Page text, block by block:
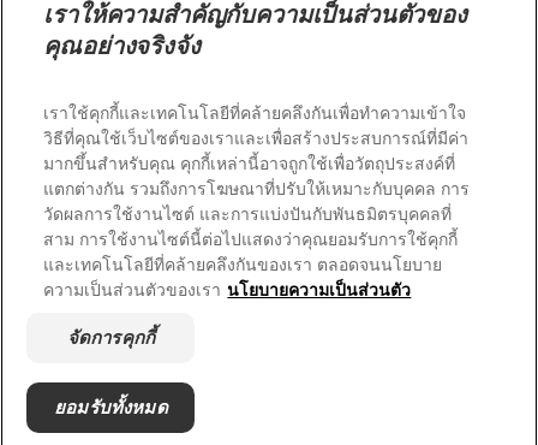
© 2026 บริษัท คอลเกต-ปาล์มโอลีฟ สงวนลิขสิทธิ์
เงื่อนไขการใช้งาน
จัดการสิทธิ์ข้อมูลของฉัน
จัดการคุกกี้
เราให้ความสำคัญกับความเป็นส่วนตัวของ
คุณอย่างจริงจัง
เราใช้คุกกี้และเทคโนโลยีที่คล้ายคลึงกันเพื่อทำความเข้าใจ
วิธีที่คุณใช้เว็บไซต์ของเราและเพื่อสร้างประสบการณ์ที่มีค่า
มากขึ้นสำหรับคุณ คุกกี้เหล่านี้อาจถูกใช้เพื่อวัตถุประสงค์ที่
แตกต่างกัน รวมถึงการโฆษณาที่ปรับให้เหมาะกับบุคคล การ
วัดผลการใช้งานไซต์ และการแบ่งปันกับพันธมิตรบุคคลที่
สาม การใช้งานไซต์นี้ต่อไปแสดงว่าคุณยอมรับการใช้คุกกี้
และเทคโนโลยีที่คล้ายคลึงกันของเรา ตลอดจนนโยบาย
ความเป็นส่วนตัวของเรา นโยบายความเป็นส่วนตัว
จัดการคุกกี้
ยอมรับทั้งหมด